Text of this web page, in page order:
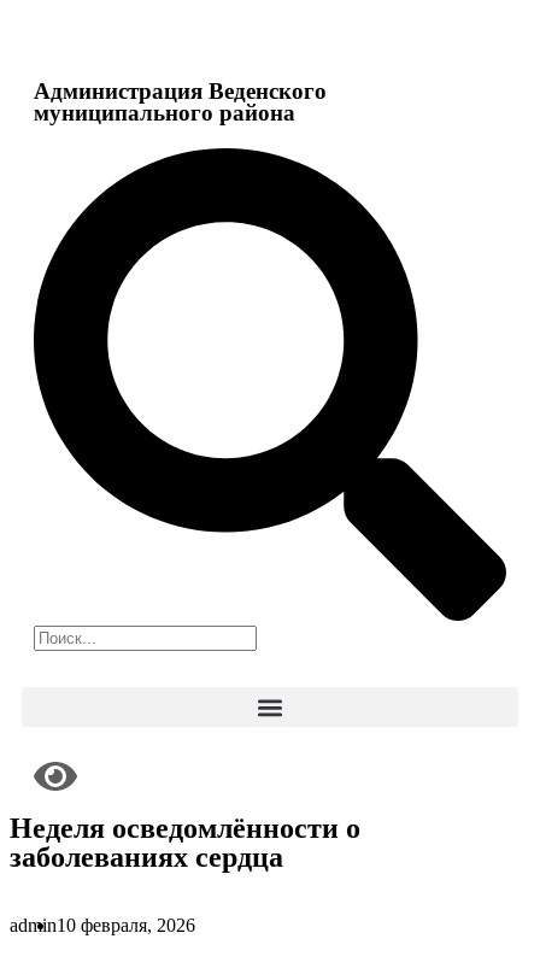
Администрация Веденского
муниципального района
Неделя осведомлённости о
заболеваниях сердца
admin10 февраля, 2026